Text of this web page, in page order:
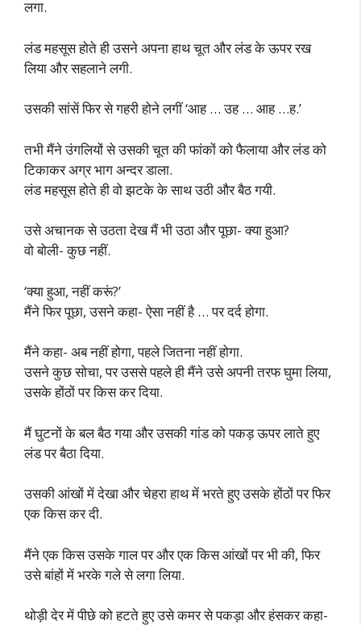
लगा.
लंड महसूस होते ही उसने अपना हाथ चूत और लंड के ऊपर रख
लिया और सहलाने लगी.
उसकी सांसें फिर से गहरी होने लगीं ‘आह … उह … आह …ह.’
तभी मैंने उंगलियों से उसकी चूत की फांकों को फैलाया और लंड को
टिकाकर अग्र भाग अन्दर डाला.
लंड महसूस होते ही वो झटके के साथ उठी और बैठ गयी.
उसे अचानक से उठता देख मैं भी उठा और पूछा- क्या हुआ?
वो बोली- कुछ नहीं.
‘क्या हुआ, नहीं करूं?’
मैंने फिर पूछा, उसने कहा- ऐसा नहीं है … पर दर्द होगा.
मैंने कहा- अब नहीं होगा, पहले जितना नहीं होगा.
उसने कुछ सोचा, पर उससे पहले ही मैंने उसे अपनी तरफ घुमा लिया,
उसके होंठों पर किस कर दिया.
मैं घुटनों के बल बैठ गया और उसकी गांड को पकड़ ऊपर लाते हुए
लंड पर बैठा दिया.
उसकी आंखों में देखा और चेहरा हाथ में भरते हुए उसके होंठों पर फिर
एक किस कर दी.
मैंने एक किस उसके गाल पर और एक किस आंखों पर भी की, फिर
उसे बांहों में भरके गले से लगा लिया.
थोड़ी देर में पीछे को हटते हुए उसे कमर से पकड़ा और हंसकर कहा-